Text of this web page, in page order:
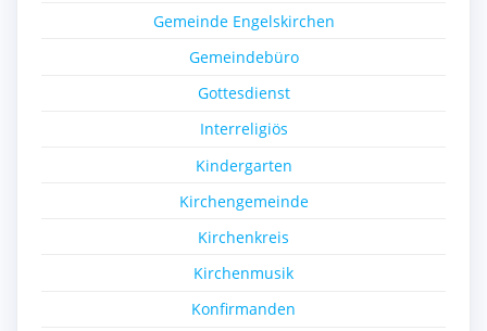
Gemeinde Engelskirchen
Gemeindebüro
Gottesdienst
Interreligiös
Kindergarten
Kirchengemeinde
Kirchenkreis
Kirchenmusik
Konfirmanden